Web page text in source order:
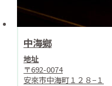
中海鄉
地址
〒692-0074
安來市中海町１２８−１